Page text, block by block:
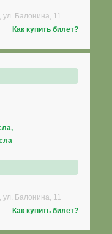
ул. Балонина, 11
Как купить билет?
ул. Балонина, 11
Как купить билет?